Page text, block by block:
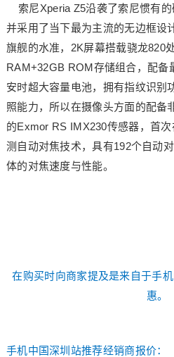
索尼Xperia Z5沿袭了索尼惯有的
并采用了当下最为主流的无边框设
旗舰的水准，2K屏幕搭载骁龙820
RAM+32GB ROM存储组合，配备
安时超大容量电池，拥有指纹识别
照能力，所以在摄像头方面的配备
的Exmor RS IMX230传感器，首
测自动对焦技术，具有192个自动
体的对焦速度与性能。
在购买时向商家提及是来自于手
惠。
手机中国深圳站推荐经销商报价：